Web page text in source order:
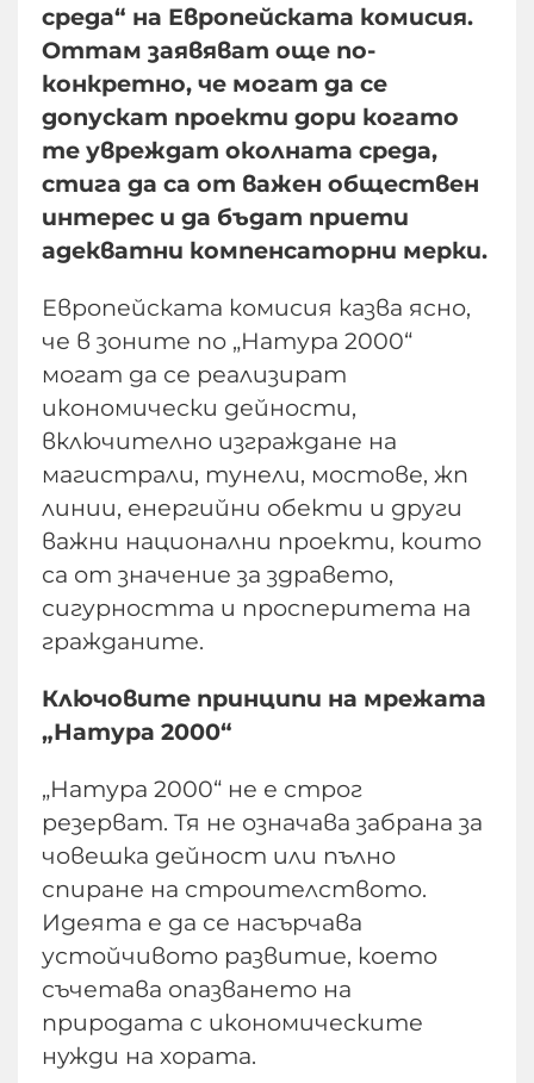
среда“ на Европейската комисия.
Оттам заявяват още по-
конкретно, че могат да се
допускат проекти дори когато
те увреждат околната среда,
стига да са от важен обществен
интерес и да бъдат приети
адекватни компенсаторни мерки.
Европейската комисия казва ясно,
че в зоните по „Натура 2000“
могат да се реализират
икономически дейности,
включително изграждане на
магистрали, тунели, мостове, жп
линии, енергийни обекти и други
важни национални проекти, които
са от значение за здравето,
сигурността и просперитета на
гражданите.
Ключовите принципи на мрежата
„Натура 2000“
„Натура 2000“ не е строг
резерват. Тя не означава забрана за
човешка дейност или пълно
спиране на строителството.
Идеята е да се насърчава
устойчивото развитие, което
съчетава опазването на
природата с икономическите
нужди на хората.